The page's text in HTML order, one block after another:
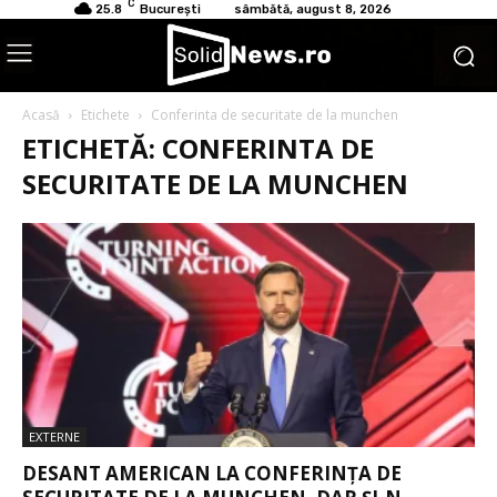
25.8 C București sâmbătă, august 8, 2026
Acasă Etichete Conferinta de securitate de la munchen
ETICHETĂ: CONFERINTA DE
SECURITATE DE LA MUNCHEN
EXTERNE
DESANT AMERICAN LA CONFERINȚA DE